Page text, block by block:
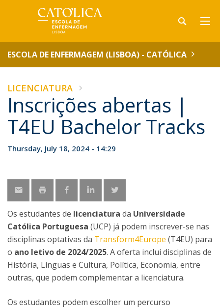
ESCOLA DE ENFERMAGEM (LISBOA) - CATÓLICA
LICENCIATURA
Inscrições abertas |
T4EU Bachelor Tracks
Thursday, July 18, 2024 - 14:29
Os estudantes de licenciatura da Universidade
Católica Portuguesa (UCP) já podem inscrever-se nas
disciplinas optativas da Transform4Europe (T4EU) para
o ano letivo de 2024/2025. A oferta inclui disciplinas de
História, Línguas e Cultura, Política, Economia, entre
outras, que podem complementar a licenciatura.
Os estudantes podem escolher um percurso